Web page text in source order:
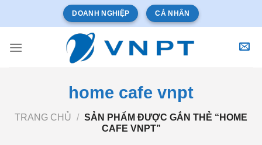
dung
DOANH NGHIỆP CÁ NHÂN
home cafe vnpt
TRANG CHỦ / SẢN PHẨM ĐƯỢC GẮN THẺ “HOME
CAFE VNPT”